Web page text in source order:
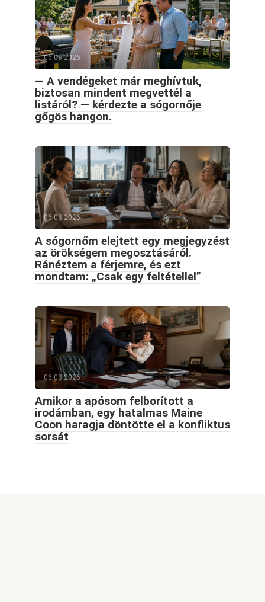
06.08.2026
— A vendégeket már meghívtuk,
biztosan mindent megvettél a
listáról? — kérdezte a sógornője
gőgös hangon.
06.08.2026
A sógornőm elejtett egy megjegyzést
az örökségem megosztásáról.
Ránéztem a férjemre, és ezt
mondtam: „Csak egy feltétellel”
06.08.2026
Amikor a apósom felborított a
irodámban, egy hatalmas Maine
Coon haragja döntötte el a konfliktus
sorsát